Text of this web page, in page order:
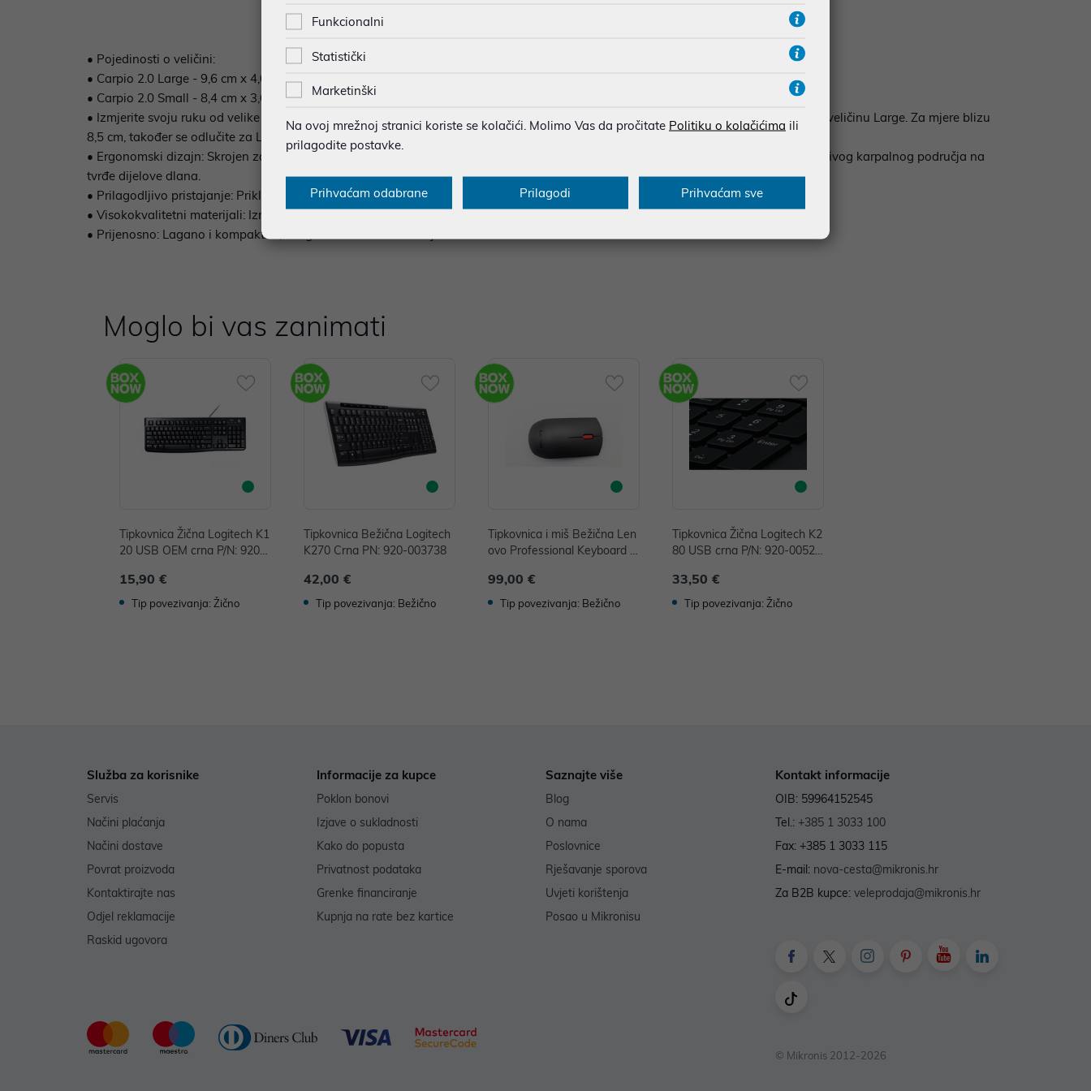
• Pojedinosti o veličini:
• Carpio 2.0 Large - 9,6 cm x 4,0 cm / 3,8" x 1,6"
• Carpio 2.0 Small - 8,4 cm x 3,6 cm / 3,3" x 1,4"
• Izmjerite svoju ruku od velike kosti u dnu palca preko do suprotne strane dlana. Ako je duljina veća od 8,5 cm (3,3 inča), odaberite veličinu Large. Za mjere blizu
8,5 cm, također se odlučite za Large kako biste osigurali udobno pristajanje.
• Ergonomski dizajn: Skrojen za smanjenje naprezanja zapešća i promicanje prirodnog položaja zapešća. Prebacuje pritisak s osjetljivog karpalnog područja na
tvrđe dijelove dlana.
• Prilagodljivo pristajanje: Prikladno za različite veličine ruku, osiguravajući udobnost za sve korisnike. Dostupno i za ljevake!
• Visokokvalitetni materijali: Izrađen od izdržljivih materijala mekanih na dodir koji pružaju dugotrajnu udobnost.
• Prijenosno: Lagano i kompaktno, što ga čini lakim za nošenje.
Moglo bi vas zanimati
Tipkovnica Žična Logitech K1
20 USB OEM crna P/N: 920-0
15,90 €
Tip povezivanja: Žično
Tipkovnica Bežična Logitech
K270 Crna PN: 920-003738
42,00 €
Tip povezivanja: Bežično
Tipkovnica i miš Bežična Len
ovo Professional Keyboard a
6802
99,00 €
Tip povezivanja: Bežično
Tipkovnica Žična Logitech K2
80 USB crna P/N: 920-00521
33,50 €
Tip povezivanja: Žično
Služba za korisnike
Servis
Načini plaćanja
Načini dostave
Povrat proizvoda
Kontaktirajte nas
Odjel reklamacije
Raskid ugovora
Informacije za kupce
Poklon bonovi
Izjave o sukladnosti
Kako do popusta
Privatnost podataka
Grenke financiranje
Kupnja na rate bez kartice
Saznajte više
Blog
O nama
Poslovnice
Rješavanje sporova
Uvjeti korištenja
Posao u Mikronisu
Kontakt informacije
OIB: 59964152545
Tel.: +385 1 3033 100
Fax: +385 1 3033 115
E-mail: nova-cesta@mikronis.hr
Za B2B kupce: veleprodaja@mikronis.hr
© Mikronis 2012-2026
Funkcionalni
Statistički
Marketinški
Na ovoj mrežnoj stranici koriste se kolačići. Molimo Vas da pročitate Politiku o kolačićima ili
prilagodite postavke.
Prihvaćam odabrane Prilagodi Prihvaćam sve